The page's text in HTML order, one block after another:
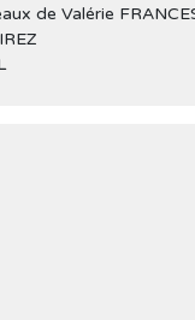
de Valérie